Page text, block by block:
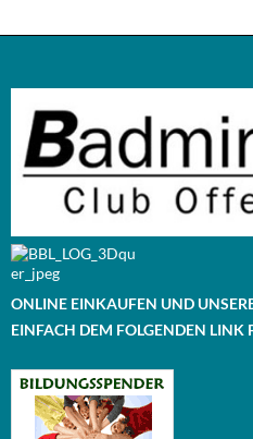
ONLINE EINKAUFEN UND
EINFACH DEM FOLGENDEN LINK